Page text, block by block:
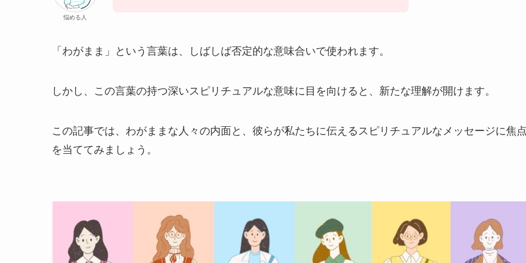
悩める人
「わがまま」という言葉は、しばしば否定的な意味合いで使われます。
しかし、この言葉の持つ深いスピリチュアルな意味に目を向けると、新たな理解が開けます。
この記事では、わがままな人々の内面と、彼らが私たちに伝えるスピリチュアルなメッセージに焦
を当ててみましょう。